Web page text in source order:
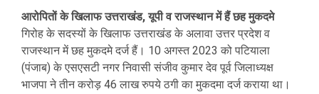
आरोपितों के खिलाफ उत्तराखंड, यूपी व राजस्थान में हैं छह मुकदमे
गिरोह के सदस्यों के खिलाफ उत्तराखंड के अलावा उत्तर प्रदेश व
राजस्थान में छह मुकदमे दर्ज हैं। 10 अगस्त 2023 को पटियाला
(पंजाब) के एसएसटी नगर निवासी संजीव कुमार देव पूर्व जिलाध्यक्ष
भाजपा ने तीन करोड़ 46 लाख रुपये ठगी का मुकदमा दर्ज कराया था।